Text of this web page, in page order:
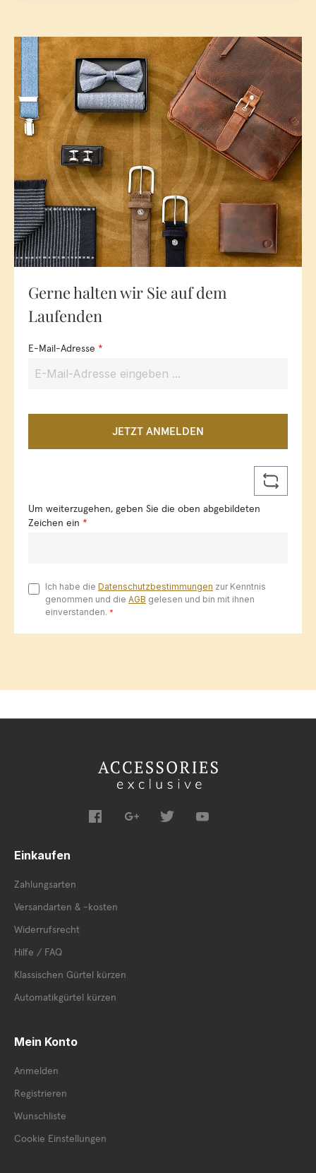
Gerne halten wir Sie auf dem
Laufenden
E-Mail-Adresse *
JETZT ANMELDEN
Um weiterzugehen, geben Sie die oben abgebildeten
Zeichen ein *
Ich habe die Datenschutzbestimmungen zur Kenntnis
genommen und die AGB gelesen und bin mit ihnen
einverstanden. *
Einkaufen
Zahlungsarten
Versandarten & -kosten
Widerrufsrecht
Hilfe / FAQ
Klassischen Gürtel kürzen
Automatikgürtel kürzen
Mein Konto
Anmelden
Registrieren
Wunschliste
Cookie Einstellungen